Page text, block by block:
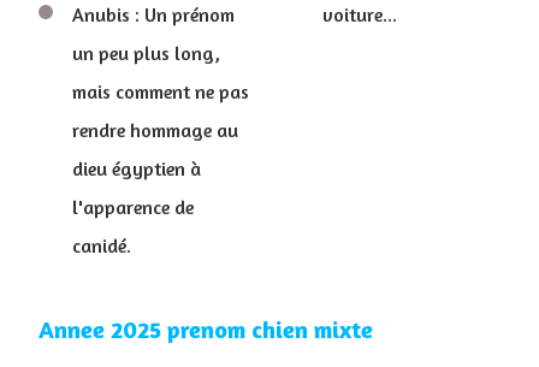
Anubis : Un prénom
un peu plus long,
mais comment ne pas
rendre hommage au
dieu égyptien à
l'apparence de
canidé.
voiture...
Annee 2025 prenom chien mixte